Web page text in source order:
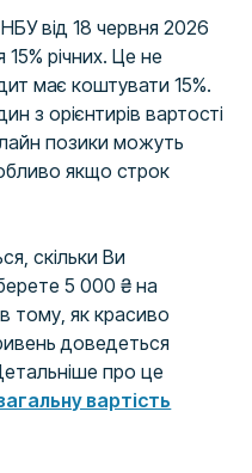
від 18 червня 2026
річних. Це не
має коштувати 15%.
з орієнтирів вартості
позики можуть
якщо строк
скільки Ви
5 000 ₴ на
тому, як красиво
доведеться
про це
вартість